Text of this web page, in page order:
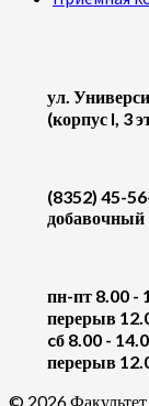
ул.
(корпус I, 3
(8352) 45-
добавочный
пн-пт 8.00 -
перерыв
cб 8.00 -
перерыв
© 2026